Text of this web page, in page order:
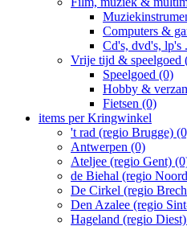
Computers &
Cd's, dvd's, lp's
Vrije tijd & speelgoed
Speelgoed (0)
Hobby &
Fietsen (0)
items per Kringwinkel
't rad (regio Brugge)
Antwerpen (0)
Ateljee (regio Gent)
de Biehal (regio
De Cirkel (regio
Den Azalee (regio
Hageland (regio